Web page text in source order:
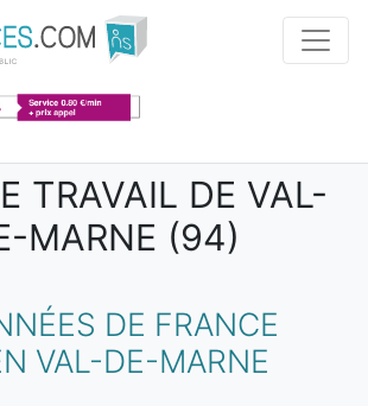
TRAVAIL DE VAL-
MARNE (94)
DE FRANCE
VAL-DE-MARNE